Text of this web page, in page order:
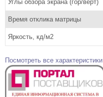
Углы обзора экрана (гор/верт)
Время отклика матрицы
Яркость, кд/м2
Посмотреть все характеристики